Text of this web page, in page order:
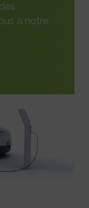
à notre